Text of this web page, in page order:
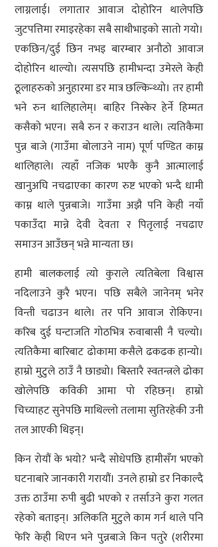
लाग्नलाई। लगातार आवाज दोहोरिन थालेपछि
जुटपत्तिमा रमाइरहेका सबै साथीभाइको सातो गयो।
एकछिन/दुई छिन नभइ बारम्बार अनौठो आवाज
दोहोरिन थाल्यो। त्यसपछि हामीभन्दा उमेरले केही
ठूलाहरुको अनुहारमा डर मात्र छल्किन्थ्यो। तर हामी
भने रुन थालिहालेम्। बाहिर निस्केर हेर्ने हिम्मत
कसैको भएन। सबै रुन र कराउन थाले। त्यतिकैमा
पुन्न बाजे (गाउँमा बोलाउने नाम) पूर्ण पण्डित काम्न
थालिहाले। त्यहाँ नजिक भएकै कुनै आत्मालाई
खानुअघि नचढाएका कारण रुष्ट भएको भन्दै धामी
काम्न थाले पुन्नबाजे। गाउँमा अझै पनि केही नयाँ
पकाउँदा मान्ने देवी देवता र पितृलाई नचढाए
समाउन आउँछन् भन्ने मान्यता छ।
हामी बालकलाई त्यो कुराले त्यतिबेला विश्वास
नदिलाउने कुरै भएन। पछि सबैले जानेनम् भनेर
विन्ती चढाउन थाले। तर पनि आवाज रोकिएन।
करिब दुई घन्टाजति गोठभित्र रुवाबासी नै चल्यो।
त्यतिकैमा बारिबाट ढोकामा कसैले ढकढक हान्यो।
हाम्रो मुटुले ठाउँ नै छाड्यो। बिस्तारै स्वतन्त्रले ढोका
खोलेपछि कविकी आमा पो रहिछन्। हाम्रो
चिच्याहट सुनेपछि माथिल्लो तलामा सुतिरहेकी उनी
तल आएकी थिइन्।
किन रोयौं के भयो? भन्दै सोधेपछि हामीसँग भएको
घटनाबारे जानकारी गरायौं। उनले हाम्रो डर निकाल्दै
उक्त ठाउँमा रुपी बुढी भएको र तर्साउने कुरा गलत
रहेको बताइन्। अलिकति मुटुले काम गर्न थाले पनि
फेरि केही थिएन भने पुन्नबाजे किन पतुरे (शरीरमा